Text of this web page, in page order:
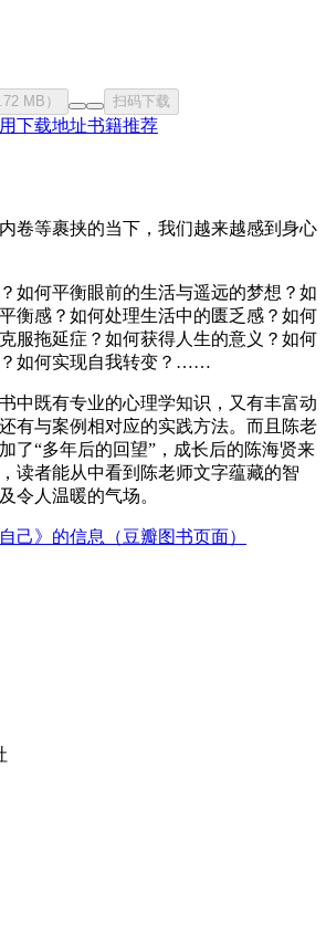
MB） 扫码下载
下载地址书籍推荐
卷等裹挟的当下，我们越来越感到身心
如何平衡眼前的生活与遥远的梦想？如
衡感？如何处理生活中的匮乏感？如何
服拖延症？如何获得人生的意义？如何
如何实现自我转变？……
中既有专业的心理学知识，又有丰富动
有与案例相对应的实践方法。而且陈老
了“多年后的回望”，成长后的陈海贤来
读者能从中看到陈老师文字蕴藏的智
令人温暖的气场。
己》的信息（豆瓣图书页面）